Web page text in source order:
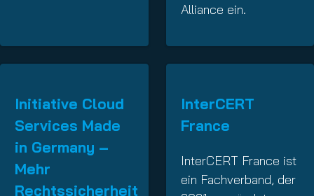
Alliance ein.
Initiative Cloud
Services Made
in Germany –
Mehr
Rechtssicherheit
InterCERT
France
InterCERT France ist
ein Fachverband, der